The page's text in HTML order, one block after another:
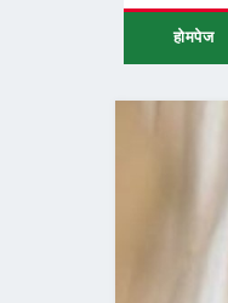
होमपेज